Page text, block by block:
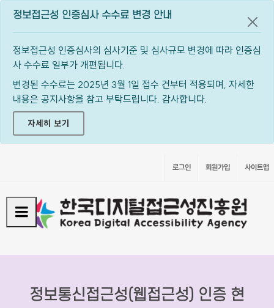
정보접근성 인증심사 수수료 변경 안내
정보접근성 인증심사의 심사기준 및 심사규모 변경에 따라 인증심
사 수수료 일부가 개편됩니다.
변경된 수수료는 2025년 3월 1일 접수 건부터 적용되며, 자세한
내용은 공지사항을 참고 부탁드립니다. 감사합니다.
자세히 보기
공지
로그인 회원가입 사이트맵
정보통신접근성(웹접근성) 인증 현